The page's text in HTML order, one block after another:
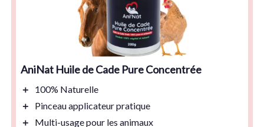
AniNat Huile de Cade Pure Concentrée
＋
100% Naturelle
＋
Pinceau applicateurpratique
＋
Multi-usagepour les animaux